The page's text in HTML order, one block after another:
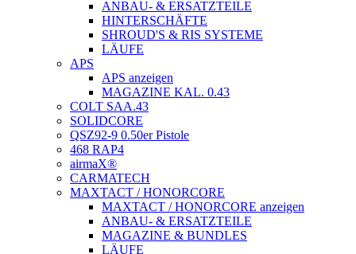
ANBAU- & ERSATZTEILE
HINTERSCHÄFTE
SHROUD'S & RIS SYSTEME
LÄUFE
APS
APS anzeigen
MAGAZINE KAL. 0.43
COLT SAA.43
SOLIDCORE
QSZ92-9 0.50er Pistole
468 RAP4
airmaX®
CARMATECH
MAXTACT / HONORCORE
MAXTACT / HONORCORE anzeigen
ANBAU- & ERSATZTEILE
MAGAZINE & BUNDLES
LÄUFE